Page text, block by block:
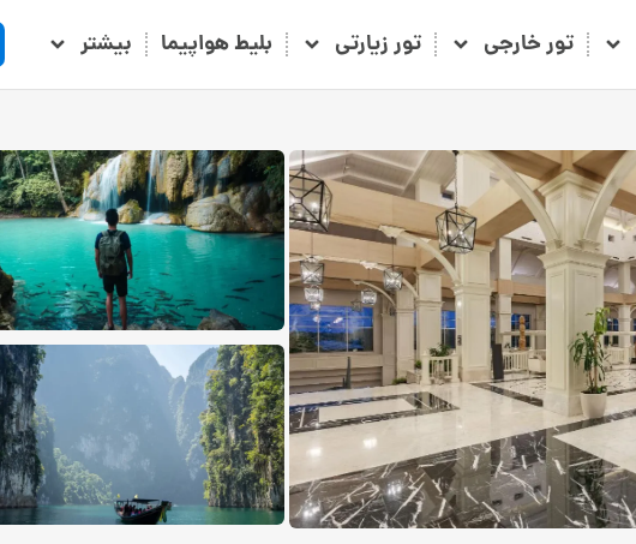
تور خارجی تور زیارتی بلیط هواپیما بیشتر